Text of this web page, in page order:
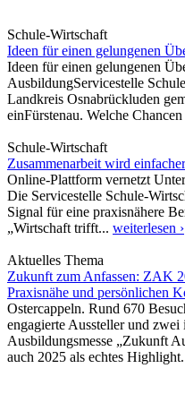
Schule-Wirtschaft
Ideen für einen gelungenen
Ideen für einen gelungenen
AusbildungServicestelle
Landkreis Osnabrückluden
einFürstenau. Welche
Schule-Wirtschaft
Zusammenarbeit wird
Online-Plattform vernetzt
Die Servicestelle Schule-
Signal für eine praxisnähere
„Wirtschaft trifft... weiterlesen ›
Aktuelles Thema
Zukunft zum Anfassen: ZAK
Praxisnähe und persönlichen
Ostercappeln. Rund 670
engagierte Aussteller und zwei
Ausbildungsmesse „Zukunft
auch 2025 als echtes